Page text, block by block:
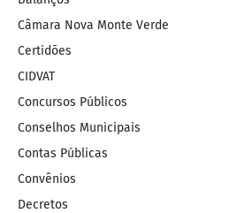
Câmara Nova Monte Verde
Certidões
CIDVAT
Concursos Públicos
Conselhos Municipais
Contas Públicas
Convênios
Decretos
Câmara Nova Monte Verde
Convênios